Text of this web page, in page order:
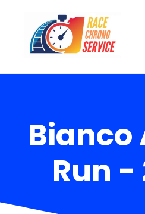
Bianco
Run -